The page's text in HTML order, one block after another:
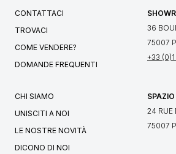
CONTATTACI
TROVACI
COME VENDERE?
DOMANDE FREQUENTI
36
75007
+33
CHI SIAMO
UNISCITI A NOI
LE NOSTRE NOVITÀ
DICONO DI NOI
24 RUE
75007